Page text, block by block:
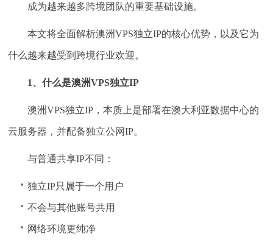
成为越来越多跨境团队的重要基础设施。
本文将全面解析澳洲VPS独立IP的核心优势，以及它为
什么越来越受到跨境行业欢迎。
1、什么是澳洲VPS独立IP
澳洲VPS独立IP，本质上是部署在澳大利亚数据中心的
云服务器，并配备独立公网IP。
与普通共享IP不同：
独立IP只属于一个用户
不会与其他账号共用
网络环境更纯净